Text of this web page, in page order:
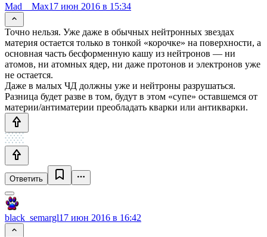
Mad__Max17 июн 2016 в 15:34
Точно нельзя. Уже даже в обычных нейтронных звездах
материя остается только в тонкой «корочке» на поверхности, а
основная часть бесформенную кашу из нейтронов — ни
атомов, ни атомных ядер, ни даже протонов и электронов уже
не остается.
Даже в малых ЧД должны уже и нейтроны разрушаться.
Разница будет разве в том, будут в этом «супе» оставшемся от
материи/антиматерии преобладать кварки или антикварки.
Ответить
black_semargl17 июн 2016 в 16:42